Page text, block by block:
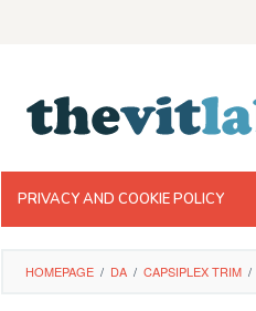
PRIVACY AND COOKIE POLICY
HOMEPAGE / DA / CAPSIPLEX TRIM /